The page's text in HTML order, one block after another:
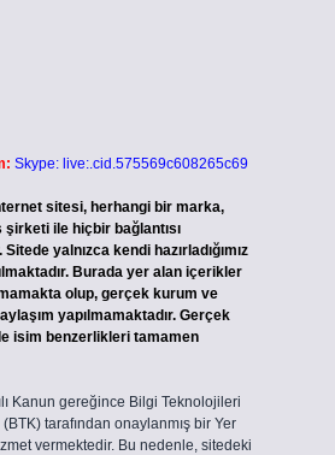
Skype: live:.cid.575569c608265c69
sitesi, herhangi bir marka,
şirketi ile hiçbir bağlantısı
yalnızca kendi hazırladığımız
Burada yer alan içerikler
olup, gerçek kurum ve
yapılmamaktadır. Gerçek
isim benzerlikleri tamamen
Kanun gereğince Bilgi Teknolojileri
tarafından onaylanmış bir Yer
vermektedir. Bu nedenle, sitedeki